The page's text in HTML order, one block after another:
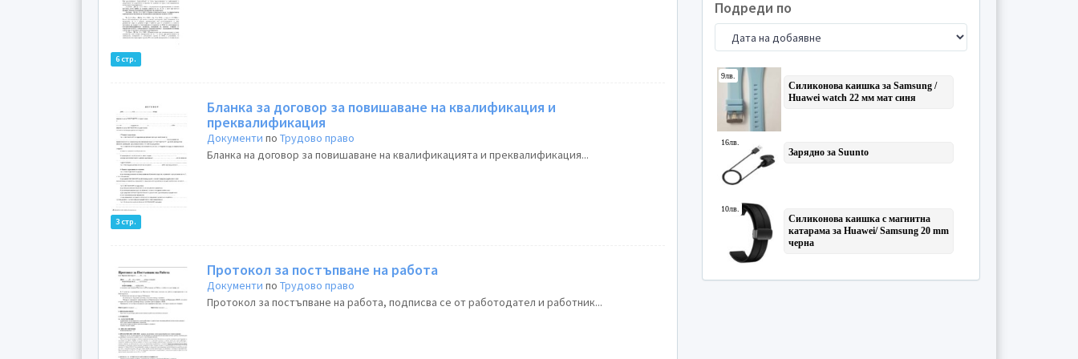
6 стр.
3 стр.
Бланка за договор за повишаване на квалификация и
преквалификация
Документи поТрудово право
Бланка на договор за повишаване на квалификацията и преквалификация...
Протокол за постъпване на работа
Документи поТрудово право
Протокол за постъпване на работа, подписва се от работодател и работник...
Подреди по